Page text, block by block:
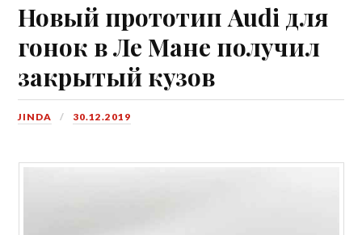
Новый прототип Audi для
гонок в Ле Мане получил
закрытый кузов
JINDA 30.12.2019